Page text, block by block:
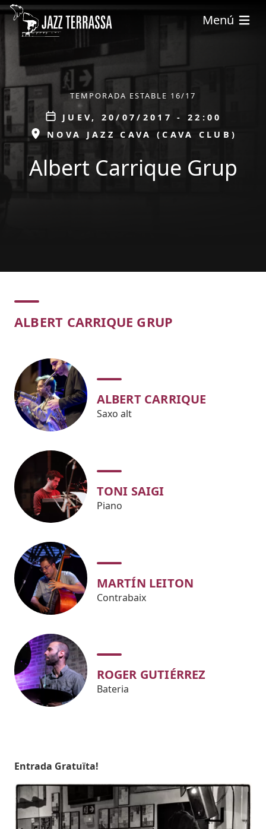
Pasar al contenido principal
Menú
TEMPORADA ESTABLE 16/17
Data
JUEV, 20/07/2017 - 22:00
ESPAI
NOVA JAZZ CAVA (CAVA CLUB)
Albert Carrique Grup
Concert
ALBERT CARRIQUE GRUP
ALBERT CARRIQUE
Saxo alt
TONI SAIGI
Piano
MARTÍN LEITON
Contrabaix
ROGER GUTIÉRREZ
Bateria
Body
Entrada Gratuïta!
Imatges
Imagen